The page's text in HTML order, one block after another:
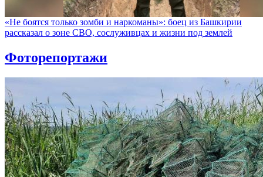
«Не боятся только зомби и наркоманы»: боец из Башкирии
рассказал о зоне СВО, сослуживцах и жизни под землей
Фоторепортажи